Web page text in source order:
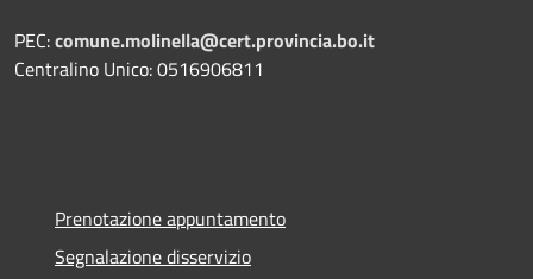
PEC:comune.molinella@cert.provincia.bo.it
Centralino Unico: 0516906811
Prenotazione appuntamento
Segnalazione disservizio